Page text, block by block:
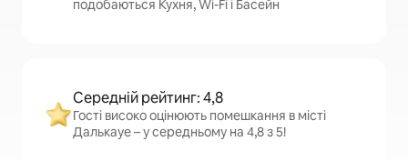
подобаються Кухня, Wi-Fi і Басейн
Середній рейтинг: 4,8
Гості високо оцінюють помешкання в місті
Далькауе – у середньому на 4,8 з 5!